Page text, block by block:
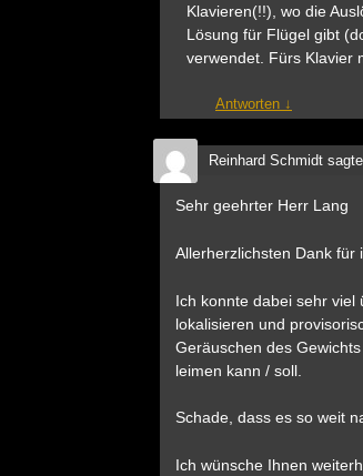
Klavieren(!!), wo die
Lösung für Flügel gibt
verwendet. Fürs Klavier
Antworten ↓
Reinhard Schmidt
Sehr geehrter Herr Lang
Allerherzlichsten Dank für
Ich konnte dabei sehr
lokalisieren und
Geräuschen des
leimen kann / soll.
Schade, dass es so weit
Ich wünsche Ihnen